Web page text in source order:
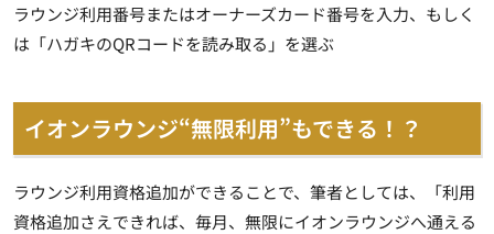
ラウンジ利用番号またはオーナーズカード番号を入力、もしく
は「ハガキのQRコードを読み取る」を選ぶ
イオンラウンジ“無限利用”もできる！？
ラウンジ利用資格追加ができることで、筆者としては、「利用
資格追加さえできれば、毎月、無限にイオンラウンジへ通える